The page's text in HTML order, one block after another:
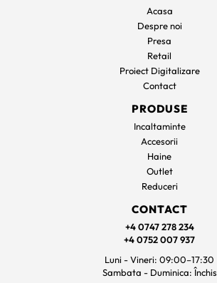
Acasa
Despre noi
Presa
Retail
Proiect Digitalizare
Contact
PRODUSE
Incaltaminte
Accesorii
Haine
Outlet
Reduceri
CONTACT
+4 0747 278 234
+4 0752 007 937
Luni - Vineri: 09:00–17:30
Sambata - Duminica: Închis